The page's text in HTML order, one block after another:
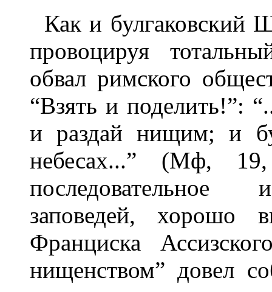
Как и булгаковский
провоцируя
обвал римского
“Взять и поделить!”:
и раздай нищим; и
небесах...” (Мф,
последовательное
заповедей, хорошо
Франциска
нищенством” довел